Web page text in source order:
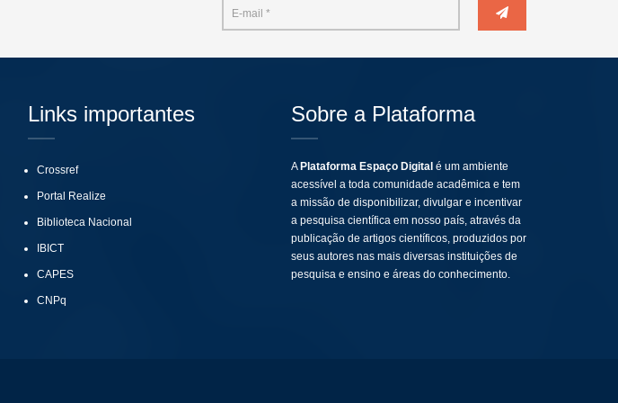
Links importantes
Crossref
Portal Realize
Biblioteca Nacional
IBICT
CAPES
CNPq
Sobre a Plataforma
A Plataforma Espaço Digital é um ambiente
acessível a toda comunidade acadêmica e tem
a missão de disponibilizar, divulgar e incentivar
a pesquisa científica em nosso país, através da
publicação de artigos científicos, produzidos por
seus autores nas mais diversas instituições de
pesquisa e ensino e áreas do conhecimento.